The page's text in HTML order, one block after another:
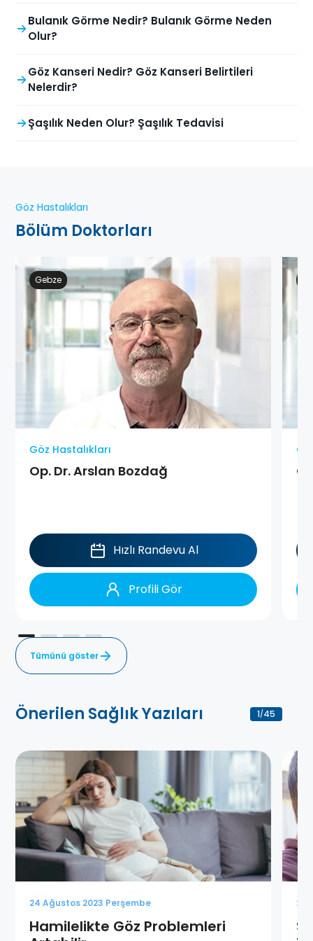
Bulanık Görme Nedir? Bulanık Görme Neden
Olur?
Göz Kanseri Nedir? Göz Kanseri Belirtileri
Nelerdir?
Şaşılık Neden Olur? Şaşılık Tedavisi
Göz Hastalıkları
Bölüm Doktorları
Gebze
Göz Hastalıkları
Op. Dr. Arslan Bozdağ
Hızlı Randevu Al
Profili Gör
Tümünü göster
Önerilen Sağlık Yazıları 1/45
24 Ağustos 2023 Perşembe
Hamilelikte Göz Problemleri
24